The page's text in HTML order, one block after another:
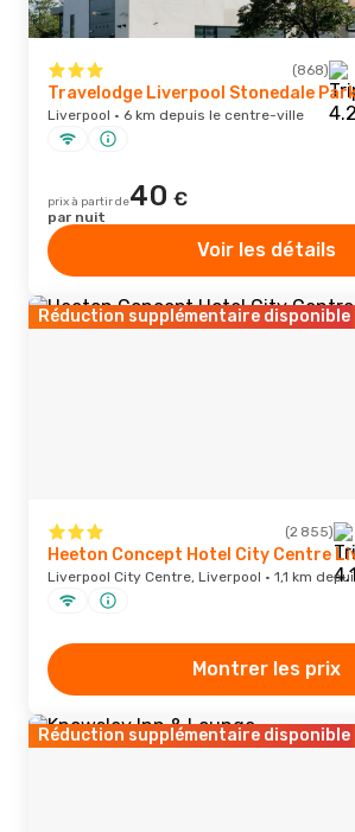
(868)
Travelodge Liverpool Stonedale
Liverpool · 6 km depuis le centre-ville
prix à partir de40 €
par nuit
Voir les détails
Réduction supplémentaire disponible
(2 855)
Heeton Concept Hotel City Centre
Liverpool City Centre, Liverpool · 1,1 km
Montrer les prix
Réduction supplémentaire disponible